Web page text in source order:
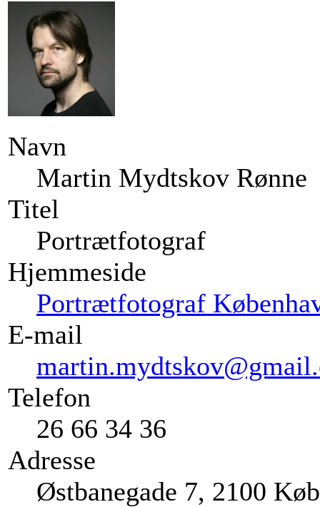
Navn
Martin Mydtskov Rønne
Titel
Portrætfotograf
Hjemmeside
Portrætfotograf
E-mail
Telefon
26 66 34 36
Adresse
Østbanegade 7, 2100